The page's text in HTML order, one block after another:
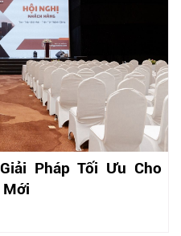
Pháp Tối Ưu Cho
Mới